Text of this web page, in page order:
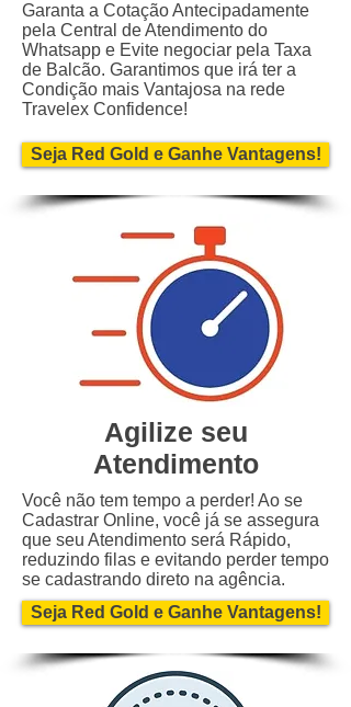
Garanta a Cotação Antecipadamente
pela Central de Atendimento do
Whatsapp e Evite negociar pela Taxa
de Balcão. Garantimos que irá ter a
Condição mais Vantajosa na rede
Travelex Confidence!
Seja Red Gold e Ganhe Vantagens!
Agilize seu
Atendimento
Você não tem tempo a perder! Ao se
Cadastrar Online, você já se assegura
que seu Atendimento será Rápido,
reduzindo filas e evitando perder tempo
se cadastrando direto na agência.
Seja Red Gold e Ganhe Vantagens!